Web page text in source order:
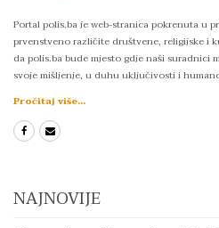
Portal polis.ba je web-stranica pokrenuta u
prvenstveno različite društvene, religijske i
da polis.ba bude mjesto gdje naši
svoje mišljenje, u duhu uključivosti i
Pročitaj više...
NAJNOVIJE